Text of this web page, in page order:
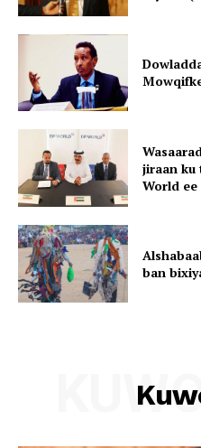
jiraan ku
World
ban